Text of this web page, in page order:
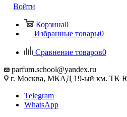
Войти
Корзина0
Избранные товары0
Сравнение товаров0
parfum.school@yandex.ru
г. Москва, МКАД 19-ый км. ТК
Telegram
WhatsApp